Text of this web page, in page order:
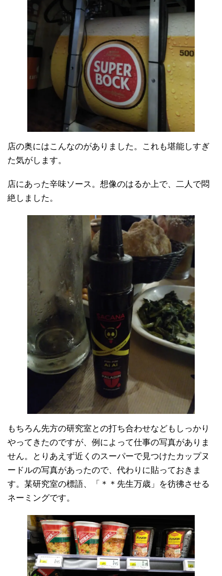
店の奥にはこんなのがありました。これも堪能しすぎ
た気がします。
店にあった辛味ソース。想像のはるか上で、二人で悶
絶しました。
もちろん先方の研究室との打ち合わせなどもしっかり
やってきたのですが、例によって仕事の写真がありま
せん。とりあえず近くのスーパーで見つけたカップヌ
ードルの写真があったので、代わりに貼っておきま
す。某研究室の標語、「＊＊先生万歳」を彷彿させる
ネーミングです。